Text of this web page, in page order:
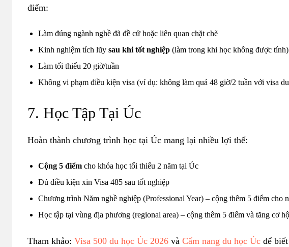
điểm:
Làm đúng ngành nghề đã đề cử hoặc liên quan chặt chẽ
Kinh nghiệm tích lũy sau khi tốt nghiệp (làm trong khi học không được tính)
Làm tối thiểu 20 giờ/tuần
Không vi phạm điều kiện visa (ví dụ: không làm quá 48 giờ/2 tuần với visa
7. Học Tập Tại Úc
Hoàn thành chương trình học tại Úc mang lại nhiều lợi thế:
Cộng 5 điểm cho khóa học tối thiểu 2 năm tại Úc
Đủ điều kiện xin Visa 485 sau tốt nghiệp
Chương trình Năm nghề nghiệp (Professional Year) – cộng thêm 5 điểm
Học tập tại vùng địa phương (regional area) – cộng thêm 5 điểm và tăng cơ
Tham khảo: Visa 500 du học Úc 2026 và Cẩm nang du học Úc để